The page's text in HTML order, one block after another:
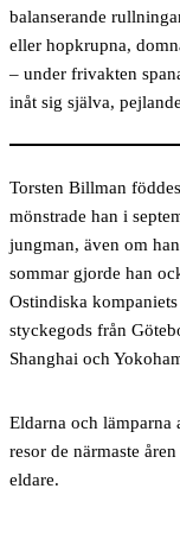
balanserande
eller hopkrupna,
– under frivakten
inåt sig själva,
Torsten Billman föddes
mönstrade han i
jungman, även om
sommar gjorde han
Ostindiska
styckegods från
Shanghai och
Eldarna och lämparna
resor de närmaste
eldare.